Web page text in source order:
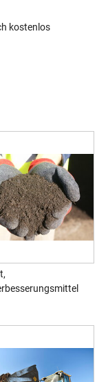
kostenlos